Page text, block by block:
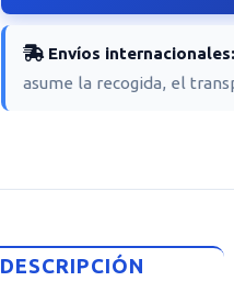
Envíos internacionales:
asume la recogida, el
DESCRIPCIÓN